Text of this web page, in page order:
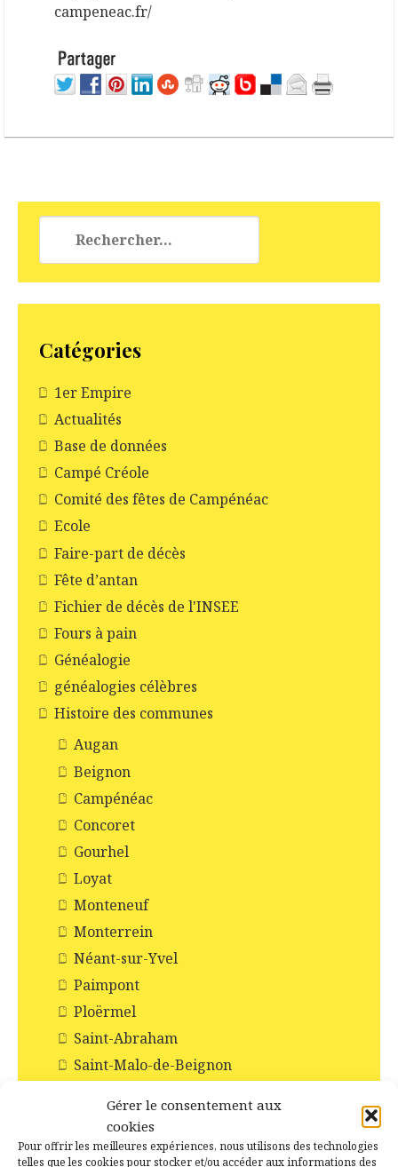
Gérer le consentement aux
cookies
Pour offrir les meilleures expériences, nous utilisons des technologies
telles que les cookies pour stocker et/ou accéder aux informations des
campeneac.fr/
Catégories
1er Empire
Actualités
Base de données
Campé Créole
Comité des fêtes de Campénéac
Ecole
Faire-part de décès
Fête d’antan
Fichier de décès de l'INSEE
Fours à pain
Généalogie
généalogies célèbres
Histoire des communes
Augan
Beignon
Campénéac
Concoret
Gourhel
Loyat
Monteneuf
Monterrein
Néant-sur-Yvel
Paimpont
Ploërmel
Saint-Abraham
Saint-Malo-de-Beignon
Tréhorenteuc
Histoire et Patrimoines de Campénéac